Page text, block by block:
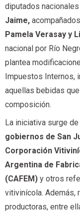
diputados
Jaime,
Pamela Verasay y
nacional por Río
plantea
Impuestos Internos,
aquellas bebidas
composición.
La iniciativa surge
gobiernos de San
Corporación
Argentina de
(CAFEM) y otros
vitivinícola. Además,
productoras, entre